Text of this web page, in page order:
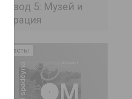
Эпизод 5: Музей и
миграция
Подкасты